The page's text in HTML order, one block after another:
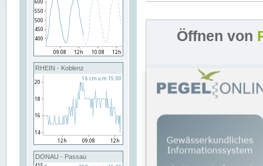
RHEIN - Koblenz
DONAU - Passau
Öffnen von